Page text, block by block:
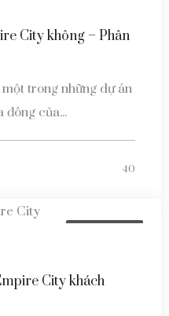
City không – Phân
trong những dự án
đông của...
40
City khách